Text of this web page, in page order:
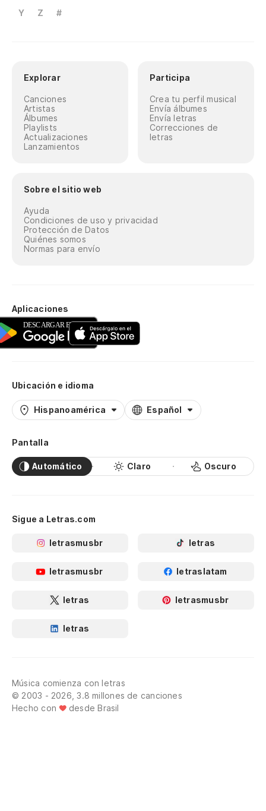
Y
Z #
Explorar
Canciones
Artistas
Álbumes
Playlists
Actualizaciones
Lanzamientos
Participa
Crea tu perfil musical
Envía álbumes
Envía letras
Correcciones de
letras
Sobre el sitio web
Ayuda
Condiciones de uso y privacidad
Protección de Datos
Quiénes somos
Normas para envío
Aplicaciones
Ubicación e idioma
Hispanoamérica Español
Pantalla
Automático Claro Oscuro
Sigue a Letras.com
letrasmusbr letras
letrasmusbr letraslatam
letras letrasmusbr
letras
Música comienza con letras
© 2003 - 2026, 3.8 millones de canciones
Hecho con
desde Brasil